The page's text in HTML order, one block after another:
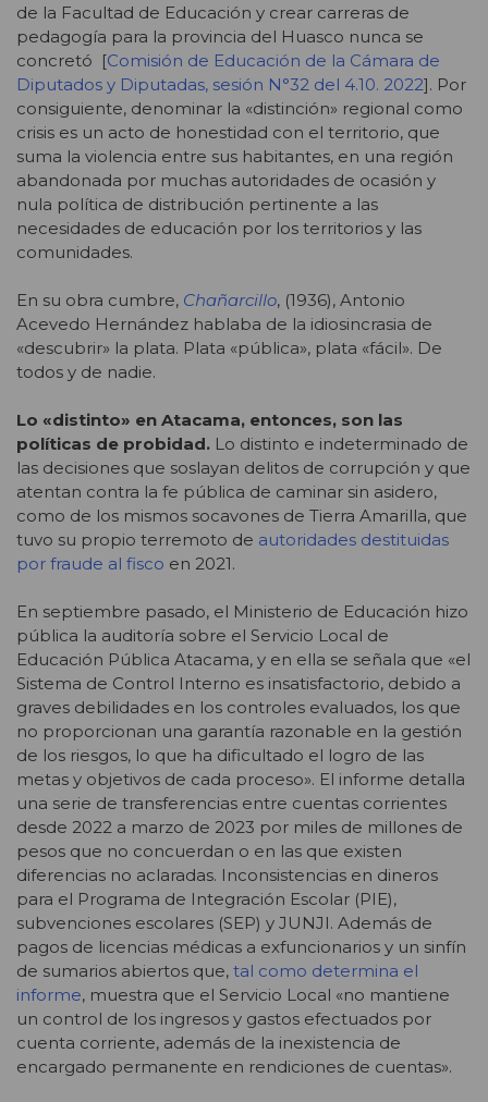
de la Facultad de Educación y crear carreras de
pedagogía para la provincia del Huasco nunca se
concretó [Comisión de Educación de la Cámara de
Diputados y Diputadas, sesión N°32 del 4.10. 2022]. Por
consiguiente, denominar la «distinción» regional como
crisis es un acto de honestidad con el territorio, que
suma la violencia entre sus habitantes, en una región
abandonada por muchas autoridades de ocasión y
nula política de distribución pertinente a las
necesidades de educación por los territorios y las
comunidades.
En su obra cumbre, Chañarcillo, (1936), Antonio
Acevedo Hernández hablaba de la idiosincrasia de
«descubrir» la plata. Plata «pública», plata «fácil». De
todos y de nadie.
Lo «distinto» en Atacama, entonces, son las
políticas de probidad. Lo distinto e indeterminado de
las decisiones que soslayan delitos de corrupción y que
atentan contra la fe pública de caminar sin asidero,
como de los mismos socavones de Tierra Amarilla, que
tuvo su propio terremoto de autoridades destituidas
por fraude al fisco en 2021.
En septiembre pasado, el Ministerio de Educación hizo
pública la auditoría sobre el Servicio Local de
Educación Pública Atacama, y en ella se señala que «el
Sistema de Control Interno es insatisfactorio, debido a
graves debilidades en los controles evaluados, los que
no proporcionan una garantía razonable en la gestión
de los riesgos, lo que ha dificultado el logro de las
metas y objetivos de cada proceso». El informe detalla
una serie de transferencias entre cuentas corrientes
desde 2022 a marzo de 2023 por miles de millones de
pesos que no concuerdan o en las que existen
diferencias no aclaradas. Inconsistencias en dineros
para el Programa de Integración Escolar (PIE),
subvenciones escolares (SEP) y JUNJI. Además de
pagos de licencias médicas a exfuncionarios y un sinfín
de sumarios abiertos que, tal como determina el
informe, muestra que el Servicio Local «no mantiene
un control de los ingresos y gastos efectuados por
cuenta corriente, además de la inexistencia de
encargado permanente en rendiciones de cuentas».